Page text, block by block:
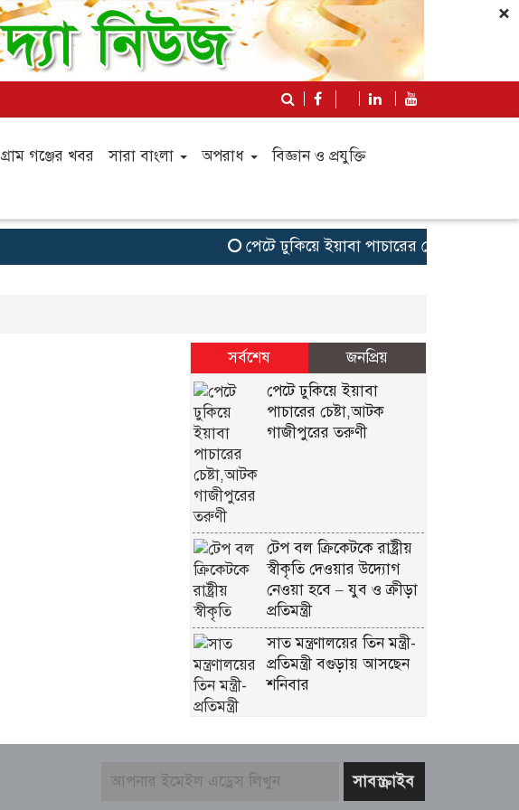
×
গ্রাম গঞ্জের খবর সারা বাংলা অপরাধ
বিজ্ঞান ও প্রযুক্তি
পেটে ঢুকিয়ে ইয়াবা পাচারের চেষ্টা,আটক
সর্বশেষ
জনপ্রিয়
পেটে ঢুকিয়ে ইয়াবা
পাচারের চেষ্টা,আটক
গাজীপুরের তরুণী
টেপ বল ক্রিকেটকে রাষ্ট্রীয়
স্বীকৃতি দেওয়ার উদ্যোগ
নেওয়া হবে – যুব ও ক্রীড়া
প্রতিমন্ত্রী
সাত মন্ত্রণালয়ের তিন মন্ত্রী-
প্রতিমন্ত্রী বগুড়ায় আসছেন
শনিবার
চট্টগ্রাম আসছেন প্রধানমন্ত্রী